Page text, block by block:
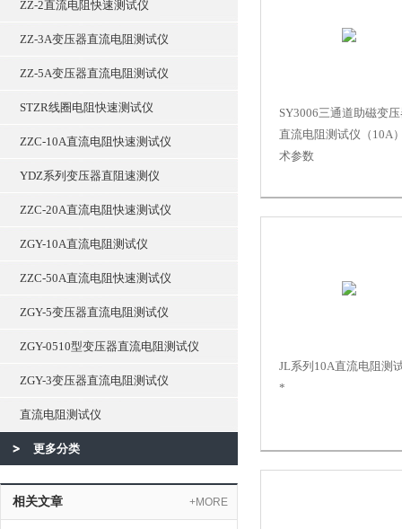
ZZ-2直流电阻快速测试仪
ZZ-3A变压器直流电阻测试仪
ZZ-5A变压器直流电阻测试仪
STZR线圈电阻快速测试仪
ZZC-10A直流电阻快速测试仪
YDZ系列变压器直阻速测仪
ZZC-20A直流电阻快速测试仪
ZGY-10A直流电阻测试仪
ZZC-50A直流电阻快速测试仪
ZGY-5变压器直流电阻测试仪
ZGY-0510型变压器直流电阻测试仪
ZGY-3变压器直流电阻测试仪
直流电阻测试仪
更多分类
相关文章 +MORE
SY3006三通道助磁变
直流电阻测试仪（10A
术参数
JL系列10A直流电阻测
*